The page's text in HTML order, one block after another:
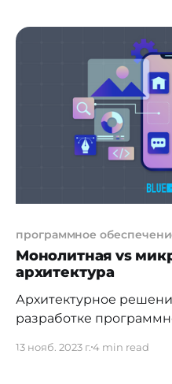
значительным потерям. Сегодня мы разберем,
как избежать
оптимизировать
Планирование бюджета Первый шаг к успеху —
грамотное
Необходимо учитывать
программное
Монолитная vs
архитектура
Архитектурное
разработке
Два основных варианта
13 нояб. 2023 г.4 min read